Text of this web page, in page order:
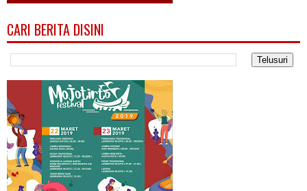
CARI BERITA DISINI